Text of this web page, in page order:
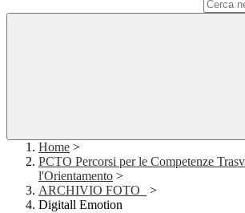
Home >
PCTO Percorsi per le Competenze
l'Orientamento >
ARCHIVIO FOTO_
>
Digitall Emotion